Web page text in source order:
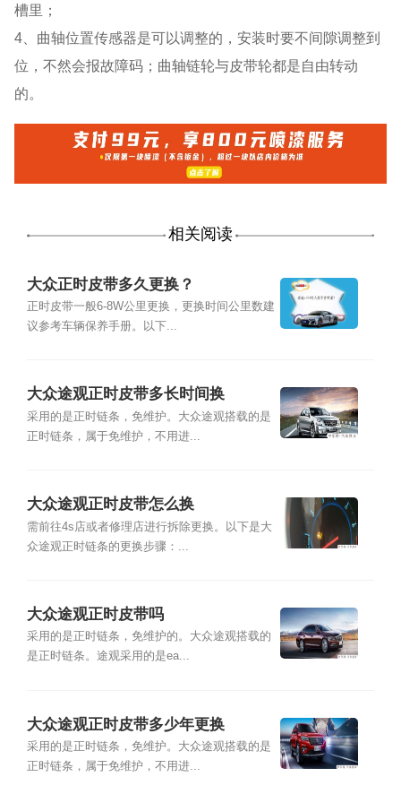
槽里；
4、曲轴位置传感器是可以调整的，安装时要不间隙调整到
位，不然会报故障码；曲轴链轮与皮带轮都是自由转动
的。
相关阅读
大众正时皮带多久更换？
正时皮带一般6-8W公里更换，更换时间公里数建
议参考车辆保养手册。以下...
大众途观正时皮带多长时间换
采用的是正时链条，免维护。大众途观搭载的是
正时链条，属于免维护，不用进...
大众途观正时皮带怎么换
需前往4s店或者修理店进行拆除更换。以下是大
众途观正时链条的更换步骤：...
大众途观正时皮带吗
采用的是正时链条，免维护的。大众途观搭载的
是正时链条。途观采用的是ea...
大众途观正时皮带多少年更换
采用的是正时链条，免维护。大众途观搭载的是
正时链条，属于免维护，不用进...